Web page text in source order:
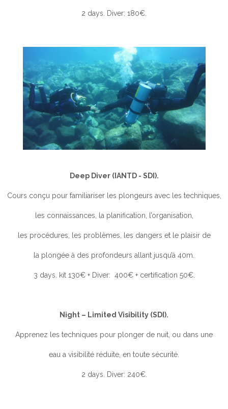
2 days. Diver: 180€.
Deep Diver (IANTD - SDI).
Cours conçu pour familiariser les plongeurs avec les techniques,
les connaissances, la planification, l’organisation,
les procédures, les problèmes, les dangers et le plaisir de
la plongée à des profondeurs allant jusqu’à 40m.
3 days. kit 130€ + Diver: 400€ + certification 50€.
Night – Limited Visibility (SDI).
Apprenez les techniques pour plonger de nuit, ou dans une
eau a visibilité réduite, en toute sécurité.
2 days. Diver: 240€.